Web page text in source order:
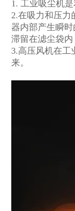
1. 工业吸尘机
2.在吸力和压力
器内部产生瞬
滞留在滤尘袋
3.高压风机在工
来。